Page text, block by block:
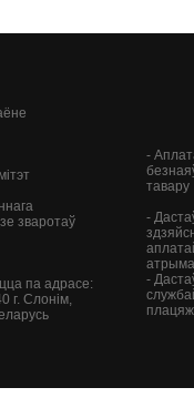
зваротаў
па адрасе:
г. Слонім,
-
тавару
-
-